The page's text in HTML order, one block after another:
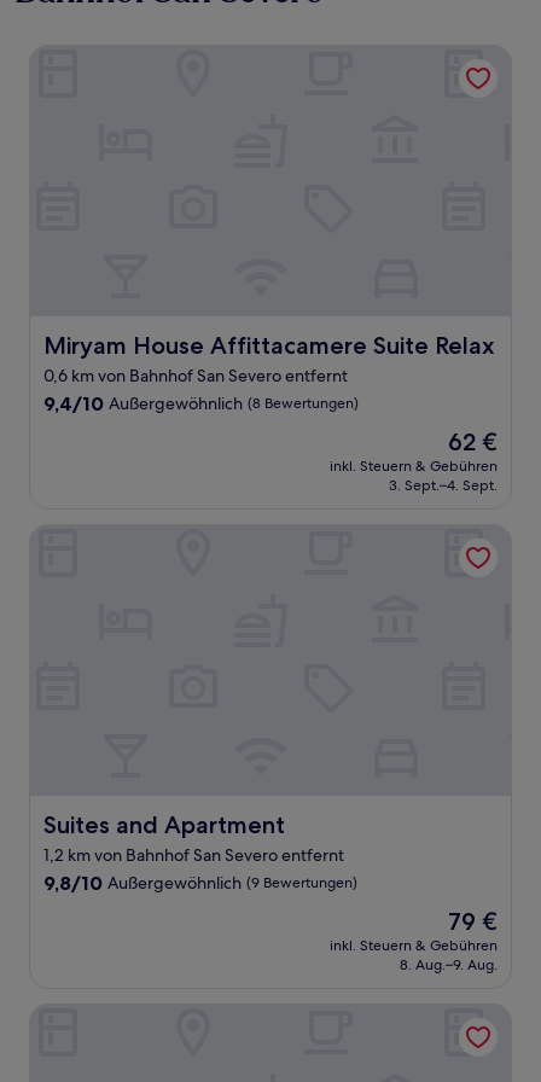
Miryam House Affittacamere Suite Relax
Miryam House Affittacamere Suite Relax
0,6 km von Bahnhof San Severo entfernt
9.4
9,4/10 Außergewöhnlich (8 Bewertungen)
Der
Preis
beträgt
62 €
inkl. Steuern & Gebühren
3. Sept.–4. Sept.
Suites and Apartment
Suites and Apartment
1,2 km von Bahnhof San Severo entfernt
9.8
9,8/10 Außergewöhnlich (9 Bewertungen)
Der
Preis
beträgt
79 €
inkl. Steuern & Gebühren
8. Aug.–9. Aug.